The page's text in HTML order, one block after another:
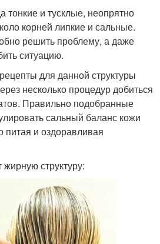
и тусклые, неопрятно
корней липкие и сальные.
решить проблему, а даже
ситуацию.
для данной структуры
несколько процедур добиться
Правильно подобранные
сальный баланс кожи
и оздоравливая
структуру: